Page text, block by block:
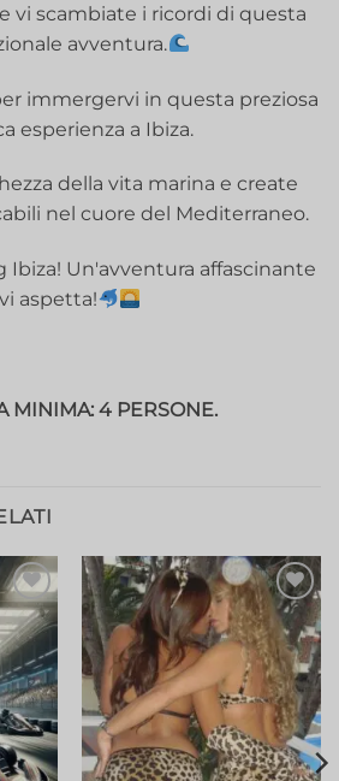
vi scambiate i ricordi di questa
avventura.
immergervi in questa preziosa
esperienza a Ibiza.
della vita marina e create
nel cuore del Mediterraneo.
Ibiza! Un'avventura affascinante
vi aspetta!
MINIMA: 4 PERSONE.